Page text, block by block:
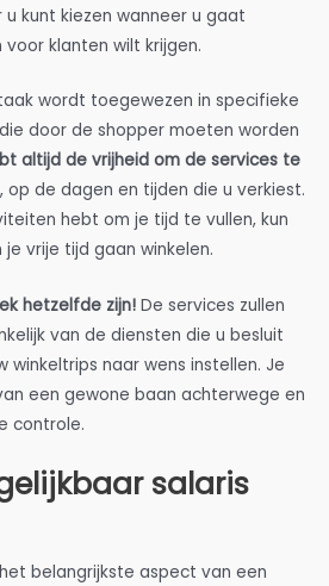
kunt kiezen wanneer u gaat
klanten wilt krijgen.
wordt toegewezen in specifieke
door de shopper moeten worden
altijd de vrijheid om de services te
, op de dagen en tijden die u verkiest.
hebt om je tijd te vullen, kun
vrije tijd gaan winkelen.
hetzelfde zijn! De services zullen
van de diensten die u besluit
winkeltrips naar wens instellen. Je
een gewone baan achterwege en
controle.
salaris
belangrijkste aspect van een